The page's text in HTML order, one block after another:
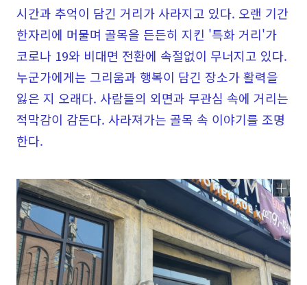
시간과 추억이 담긴 거리가 사라지고 있다. 오랜 기간
한자리에 머물며 골목을 든든히 지킨 '특화 거리'가
코로나 19와 비대면 전환에 속절없이 무너지고 있다.
누군가에게는 그리움과 행복이 담긴 장소가 활력을
잃은 지 오래다. 사람들의 외면과 무관심 속에 거리는
적막감이 감돈다. 사라져가는 골목 속 이야기를 조명
한다.